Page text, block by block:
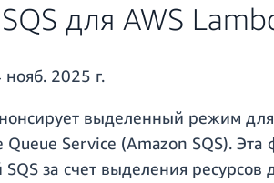
для AWS
нояб. 2025 г.
выделенный режим
Service (Amazon SQS).
SQS за счет выделения